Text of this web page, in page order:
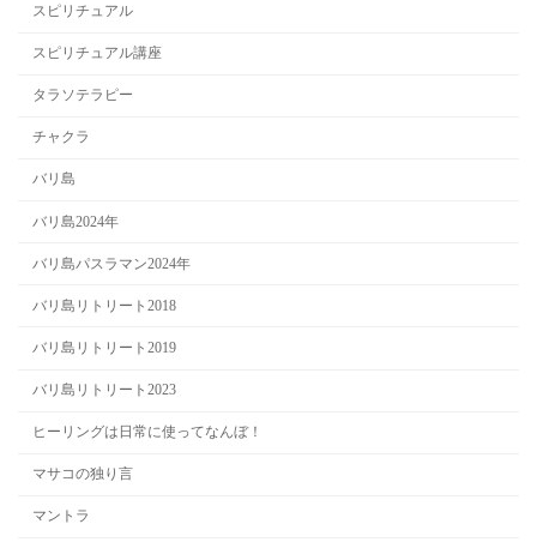
スピリチュアル
スピリチュアル講座
タラソテラピー
チャクラ
バリ島
バリ島2024年
バリ島パスラマン2024年
バリ島リトリート2018
バリ島リトリート2019
バリ島リトリート2023
ヒーリングは日常に使ってなんぼ！
マサコの独り言
マントラ